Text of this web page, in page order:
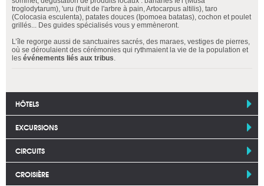
troglodytarum), 'uru (fruit de l'arbre à pain, Artocarpus altilis), taro
(Colocasia esculenta), patates douces (Ipomoea batatas), cochon et poulet
grillés... Des guides spécialisés vous y emmèneront.
L’île regorge aussi de sanctuaires sacrés, des maraes, vestiges de pierres,
où se déroulaient des cérémonies qui rythmaient la vie de la population et
les événements liés aux tribus
HÔTELS
EXCURSIONS
CIRCUITS
CROISIÈRE